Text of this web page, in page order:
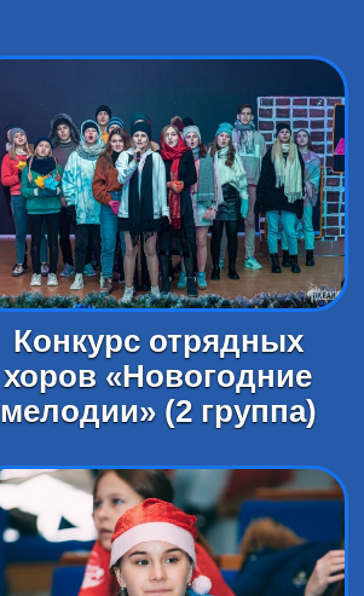
Конкурс отрядных
хоров «Новогодние
мелодии» (2 группа)